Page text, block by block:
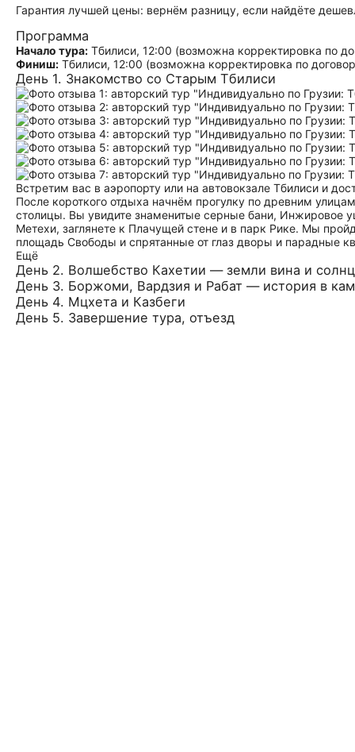
Гарантия лучшей цены: вернём разницу, если найдёте
Программа
Начало тура: Тбилиси, 12:00 (возможна корректировка по
Финиш: Тбилиси, 12:00 (возможна корректировка по
День 1. Знакомство со Старым Тбилиси
Встретим вас в аэропорту или на автовокзале Тбилиси и
После короткого отдыха начнём прогулку по древним
столицы. Вы увидите знаменитые серные бани, Инжировое
Метехи, заглянете к Плачущей стене и в парк Рике. Мы
площадь Свободы и спрятанные от глаз дворы и парадные
Ещё
День 2. Волшебство Кахетии — земли вина и
День 3. Боржоми, Вардзия и Рабат — история в
День 4. Мцхета и Казбеги
День 5. Завершение тура, отъезд